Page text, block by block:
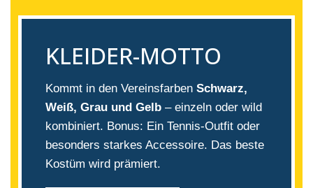
KLEIDER-MOTTO
Kommt in den Vereinsfarben Schwarz,
Weiß, Grau und Gelb – einzeln oder wild
kombiniert. Bonus: Ein Tennis-Outfit oder
besonders starkes Accessoire. Das beste
Kostüm wird prämiert.